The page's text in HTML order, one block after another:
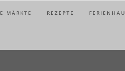
MÄRKTE REZEPTE